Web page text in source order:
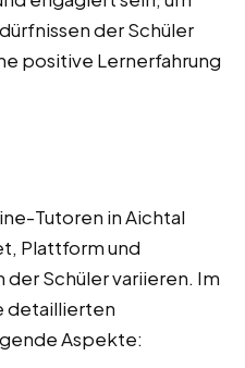
der Schüler
positive Lernerfahrung
Tutoren in Aichtal
Plattform und
Schüler variieren. Im
detaillierten
Aspekte: